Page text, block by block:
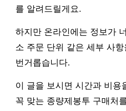
를 알려드릴게요.
하지만 온라인에는 정보가
소 주문 단위 같은 세부 사
번거롭습니다.
이 글을 보시면 시간과 비용
꼭 맞는 종량제봉투 구매처